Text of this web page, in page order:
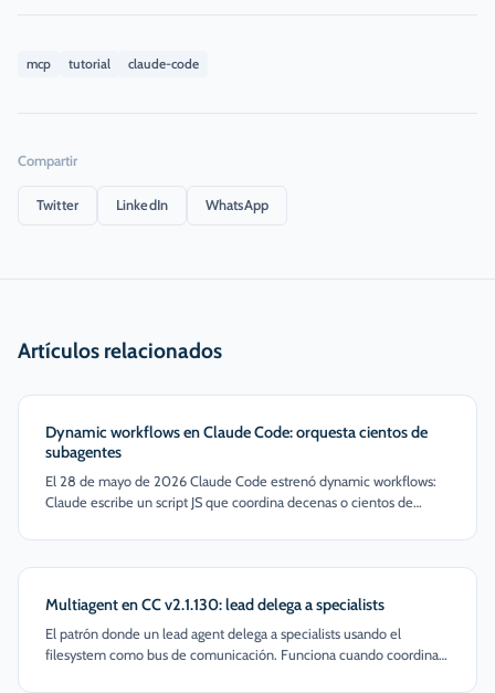
mcp tutorial claude-code
Compartir
Twitter LinkedIn WhatsApp
Artículos relacionados
Dynamic workflows en Claude Code: orquesta cientos de
subagentes
El 28 de mayo de 2026 Claude Code estrenó dynamic workflows:
Claude escribe un script JS que coordina decenas o cientos de
líneas— en 11 días. Aquí cómo funciona.
Multiagent en CC v2.1.130: lead delega a specialists
El patrón donde un lead agent delega a specialists usando el
filesystem como bus de comunicación. Funciona cuando coordinar